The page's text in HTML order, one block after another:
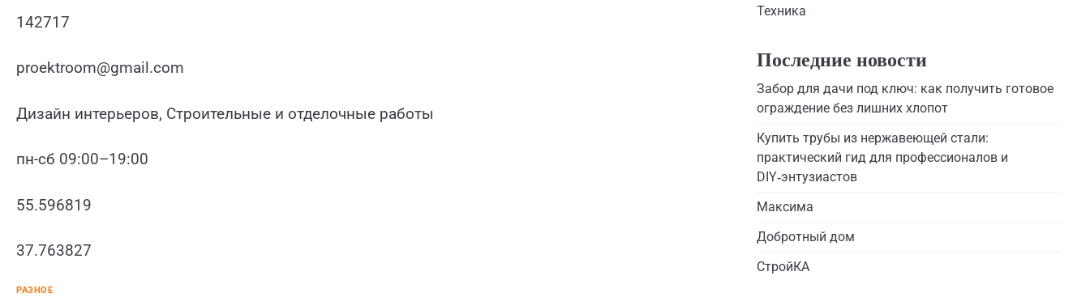
142717
proektroom@gmail.com
Дизайн интерьеров, Строительные и отделочные работы
пн-сб 09:00–19:00
55.596819
37.763827
РАЗНОЕ
Техника
Последние новости
Забор для дачи под ключ: как получить готовое
ограждение без лишних хлопот
Купить трубы из нержавеющей стали:
практический гид для профессионалов и
DIY‑энтузиастов
Максима
Добротный дом
СтройКА